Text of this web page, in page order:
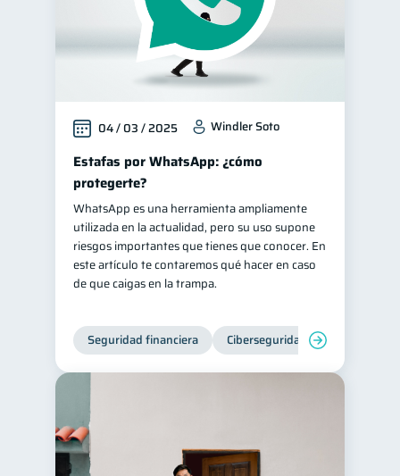
04 / 03 / 2025 Windler Soto
Estafas por WhatsApp: ¿cómo
protegerte?
WhatsApp es una herramienta ampliamente
utilizada en la actualidad, pero su uso supone
riesgos importantes que tienes que conocer. En
este artículo te contaremos qué hacer en caso
de que caigas en la trampa.
Seguridad financiera Ciberseguridad